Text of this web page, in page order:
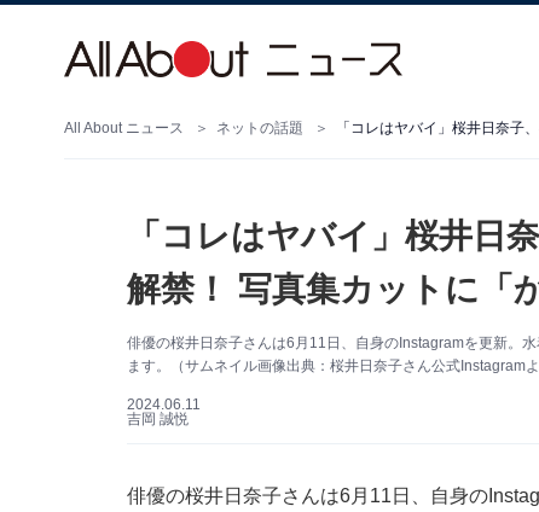
All About ニュース ネットの話題 「コレはヤバイ」桜井日奈子
「コレはヤバイ」桜井日
解禁！ 写真集カットに「
俳優の桜井日奈子さんは6月11日、自身のInstagramを更新。
ます。（サムネイル画像出典：桜井日奈子さん公式Instagramよ
2024.06.11
吉岡 誠悦
俳優の桜井日奈子さんは6月11日、自身の